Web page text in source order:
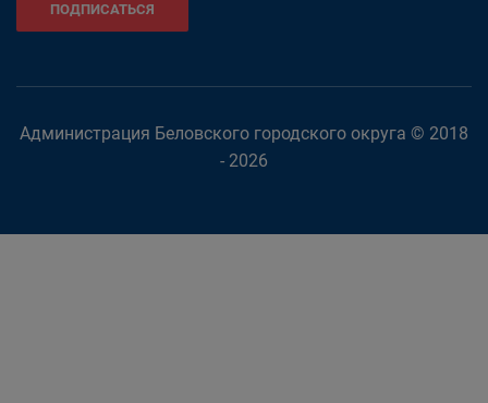
ПОДПИСАТЬСЯ
Администрация Беловского городского округа © 2018
- 2026